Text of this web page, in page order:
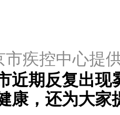
市疾控中心提
近期反复出现
康，还为大家